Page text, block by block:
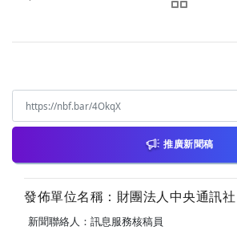
推廣新聞稿
發佈單位名稱：財團法人中央通訊社
新聞聯絡人：訊息服務核稿員